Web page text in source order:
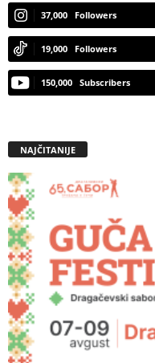
37,000 Followers
19,000 Followers
150,000 Subscribers
NAJČITANIJE